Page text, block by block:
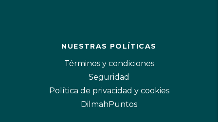
NUESTRAS POLÍTICAS
Términos y condiciones
Seguridad
Política de privacidad y cookies
DilmahPuntos